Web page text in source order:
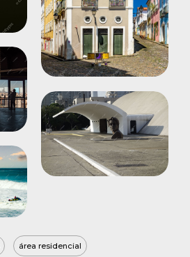
área residencial